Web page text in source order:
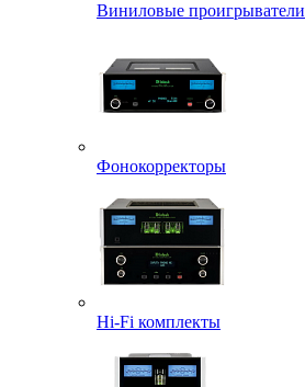
Виниловые проигрыватели
Фонокорректоры
Hi-Fi комплекты